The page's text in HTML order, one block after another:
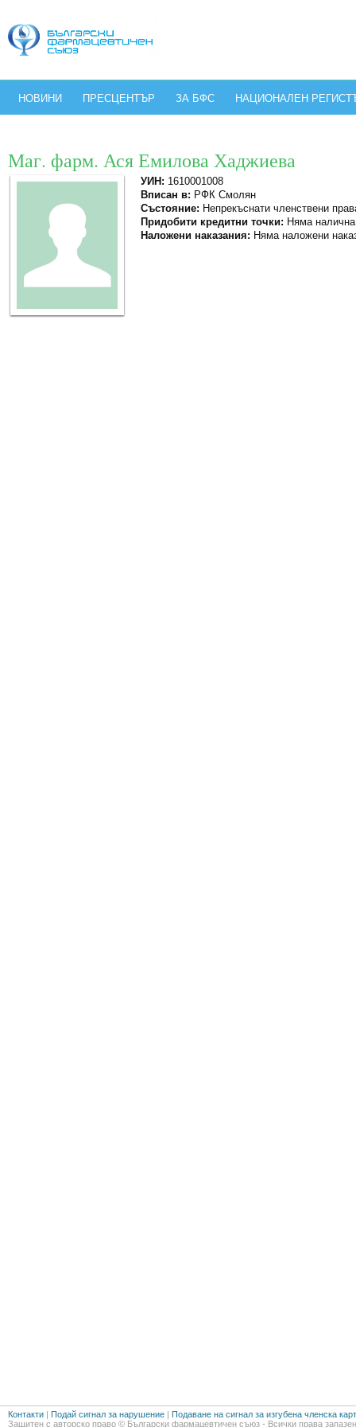
НОВИНИ ПРЕСЦЕНТЪР ЗА БФС НАЦИОНАЛЕН
Маг. фарм. Ася Емилова Хаджиева
УИН: 1610001008
Вписан в: РФК Смолян
Състояние: Непрекъснати членствени
Придобити кредитни точки: Няма
Наложени наказания: Няма наложени
Контакти | Подай сигнал за нарушение | Подаване на сигнал за изгубена членска
Защитен с авторско право © Български фармацевтичен съюз - Всички права